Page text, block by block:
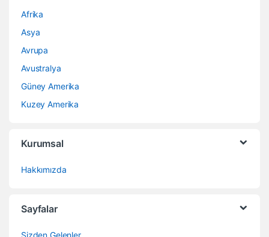
Afrika
Asya
Avrupa
Avustralya
Güney Amerika
Kuzey Amerika
Kurumsal
Hakkımızda
Sayfalar
Sizden Gelenler